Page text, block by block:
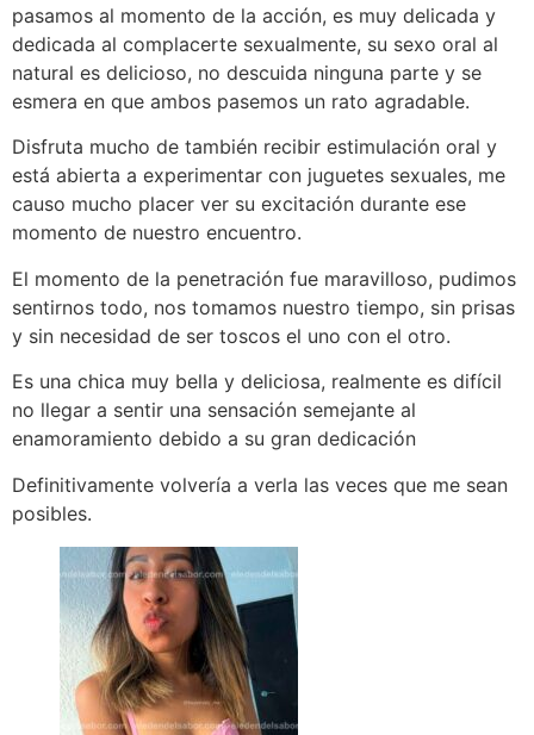
pasamos al momento de la acción, es muy delicada y
dedicada al complacerte sexualmente, su sexo oral al
natural es delicioso, no descuida ninguna parte y se
esmera en que ambos pasemos un rato agradable.
Disfruta mucho de también recibir estimulación oral y
está abierta a experimentar con juguetes sexuales, me
causo mucho placer ver su excitación durante ese
momento de nuestro encuentro.
El momento de la penetración fue maravilloso, pudimos
sentirnos todo, nos tomamos nuestro tiempo, sin prisas
y sin necesidad de ser toscos el uno con el otro.
Es una chica muy bella y deliciosa, realmente es difícil
no llegar a sentir una sensación semejante al
enamoramiento debido a su gran dedicación
Definitivamente volvería a verla las veces que me sean
posibles.